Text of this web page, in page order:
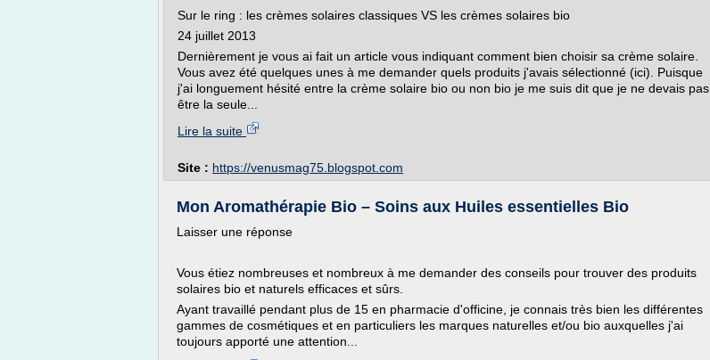
Sur le ring : les crèmes solaires classiques VS les crèmes solaires bio
24 juillet 2013
Dernièrement je vous ai fait un article vous indiquant comment bien choisir sa crème solaire.
Vous avez été quelques unes à me demander quels produits j'avais sélectionné (ici). Puisque
j'ai longuement hésité entre la crème solaire bio ou non bio je me suis dit que je ne devais pas
être la seule...
Lire la suite
Site : https://venusmag75.blogspot.com
Mon Aromathérapie Bio – Soins aux Huiles essentielles Bio
Laisser une réponse
Vous étiez nombreuses et nombreux à me demander des conseils pour trouver des produits
solaires bio et naturels efficaces et sûrs.
Ayant travaillé pendant plus de 15 en pharmacie d'officine, je connais très bien les différentes
gammes de cosmétiques et en particuliers les marques naturelles et/ou bio auxquelles j'ai
toujours apporté une attention...